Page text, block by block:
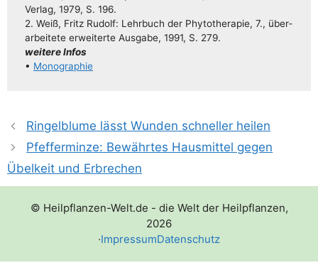
Ver­lag, 1979, S. 196.
2. Weiß, Fritz Rudolf: Lehr­buch der Phy­to­the­ra­pie, 7., über­
ar­bei­te­te erwei­ter­te Aus­ga­be, 1991, S. 279.
wei­te­re Infos
• Mono­gra­phie
Ringelblume lässt Wunden schneller heilen
Pfefferminze: Bewährtes Hausmittel gegen
Übelkeit und Erbrechen
© Heilpflanzen-Welt.de - die Welt der Heilpflanzen,
2026
·ImpressumDatenschutz